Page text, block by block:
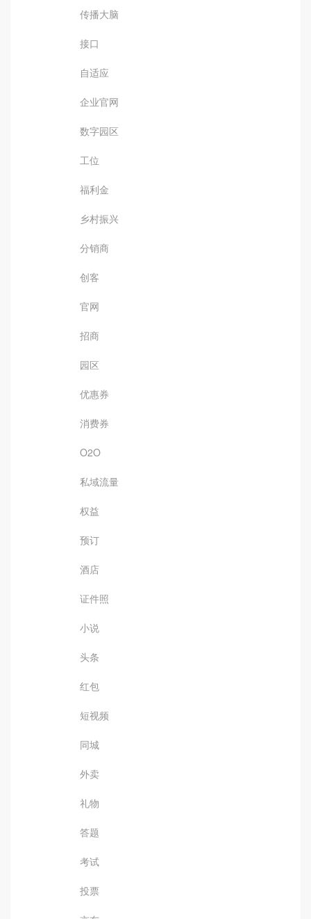
传播大脑
接口
自适应
企业官网
数字园区
工位
福利金
乡村振兴
分销商
创客
官网
招商
园区
优惠券
消费券
O2O
私域流量
权益
预订
酒店
证件照
小说
头条
红包
短视频
同城
外卖
礼物
答题
考试
投票